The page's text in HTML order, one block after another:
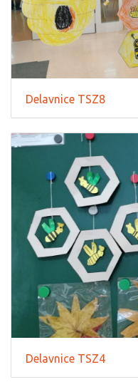
Delavnice TSZ8
Delavnice TSZ4